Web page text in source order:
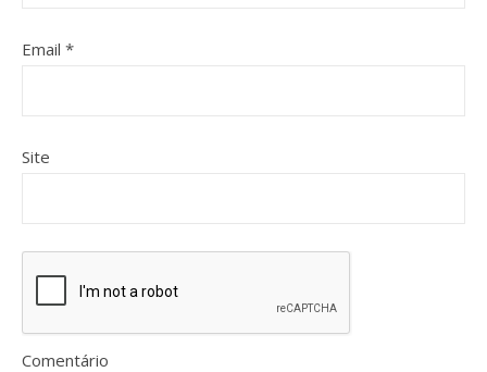
Email *
Site
Comentário